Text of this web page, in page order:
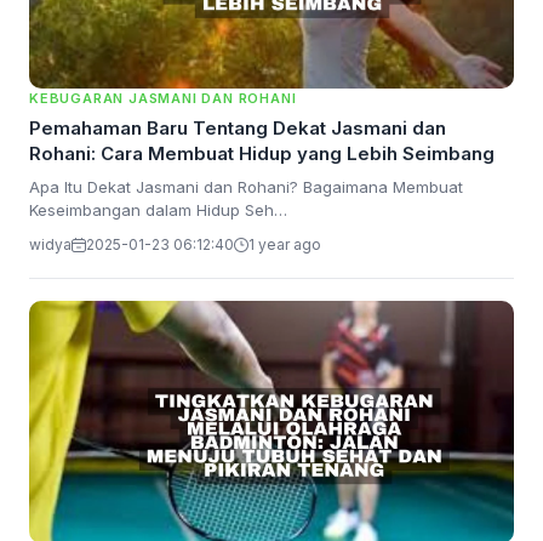
KEBUGARAN JASMANI DAN ROHANI
Pemahaman Baru Tentang Dekat Jasmani dan
Rohani: Cara Membuat Hidup yang Lebih Seimbang
Apa Itu Dekat Jasmani dan Rohani? Bagaimana Membuat
Keseimbangan dalam Hidup Seh…
widya 2025-01-23 06:12:40 1 year ago